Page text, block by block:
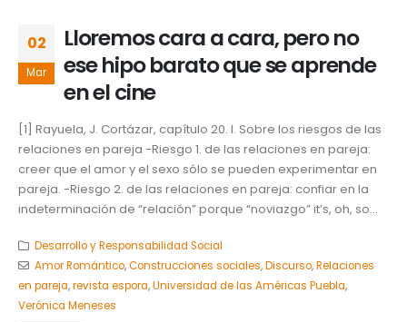
02
Mar
Lloremos cara a cara, pero no
ese hipo barato que se aprende
en el cine
[1] Rayuela, J. Cortázar, capítulo 20. I. Sobre los riesgos de las
relaciones en pareja -Riesgo 1. de las relaciones en pareja:
creer que el amor y el sexo sólo se pueden experimentar en
pareja. -Riesgo 2. de las relaciones en pareja: confiar en la
indeterminación de “relación” porque “noviazgo” it’s, oh, so...
Desarrollo y Responsabilidad Social
Amor Romántico,Construcciones sociales,Discurso,Relaciones
en pareja,revista espora,Universidad de las Américas Puebla,
Verónica Meneses